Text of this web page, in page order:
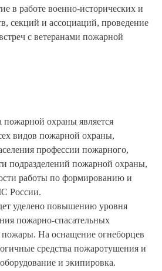
в работе военно-исторических и
секций и ассоциаций, проведение
с ветеранами пожарной
охраны является
видов пожарной охраны,
профессии пожарного,
подразделений пожарной охраны,
работы по формированию и
России.
уделено повышению уровня
пожарно-спасательных
На оснащение огнеборцев
средства пожаротушения и
и экипировка.